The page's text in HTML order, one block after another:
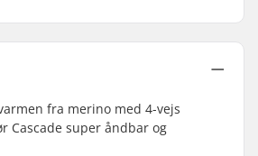
fra merino med 4-vejs
Cascade super åndbar og